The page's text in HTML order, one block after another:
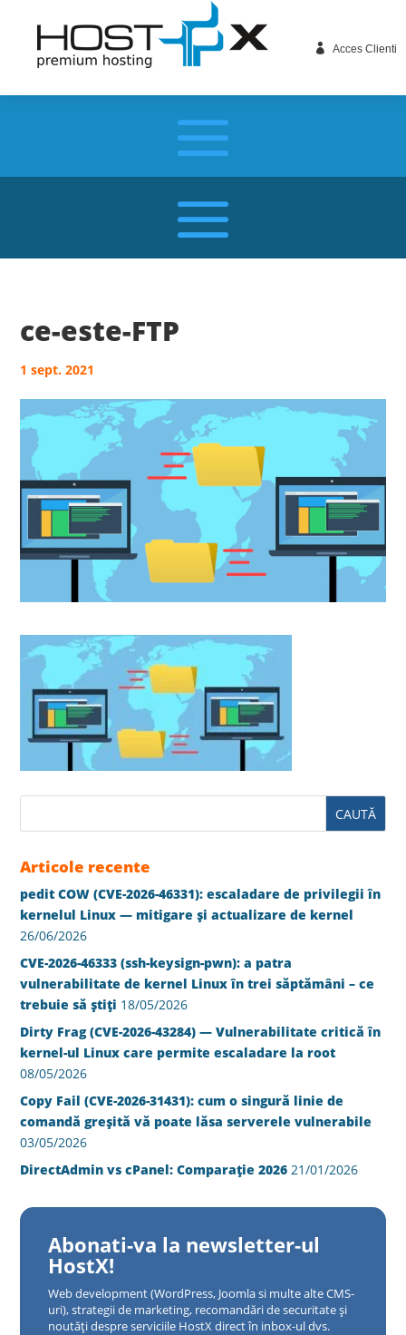
 Acces Clienti
ce-este-FTP
1 sept. 2021
Articole recente
pedit COW (CVE-2026-46331): escaladare de privilegii în
kernelul Linux — mitigare și actualizare de kernel
26/06/2026
CVE-2026-46333 (ssh-keysign-pwn): a patra
vulnerabilitate de kernel Linux în trei săptămâni – ce
trebuie să știți 18/05/2026
Dirty Frag (CVE-2026-43284) — Vulnerabilitate critică în
kernel-ul Linux care permite escaladare la root
08/05/2026
Copy Fail (CVE-2026-31431): cum o singură linie de
comandă greșită vă poate lăsa serverele vulnerabile
03/05/2026
DirectAdmin vs cPanel: Comparație 2026 21/01/2026
Abonati-va la newsletter-ul
HostX!
Web development (WordPress, Joomla si multe alte CMS-
uri), strategii de marketing, recomandări de securitate și
noutăți despre serviciile HostX direct în inbox-ul dvs.